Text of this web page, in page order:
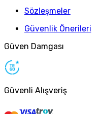
Sözleşmeler
Güvenlik Önerileri
Güven Damgası
Güvenli Alışveriş